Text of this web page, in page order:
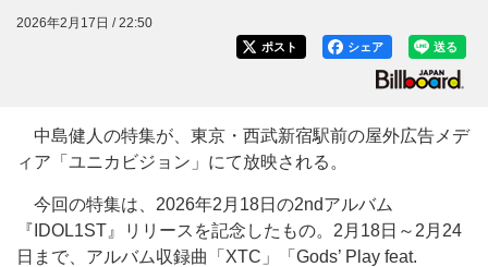
2026年2月17日 / 22:50
送る
シェア
ポスト
中島健人の特集が、東京・西武新宿駅前の屋外広告メデ
ィア「ユニカビジョン」にて放映される。
今回の特集は、2026年2月18日の2ndアルバム
『IDOL1ST』リリースを記念したもの。2月18日～2月24
日まで、アルバム収録曲「XTC」「Gods’ Play feat.